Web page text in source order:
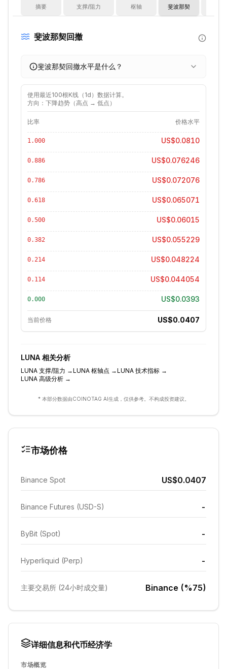
摘要 支撑/阻力 枢轴 斐波那契
斐波那契回撤
斐波那契回撤水平是什么？
使用最近100根K线（ 1d ）数据计算。
方向：下降趋势（高点 → 低点）
比率 价格水平
1.000 US$0.0810
0.886 US$0.076246
0.786 US$0.072076
0.618 US$0.065071
0.500 US$0.06015
0.382 US$0.055229
0.214 US$0.048224
0.114 US$0.044054
0.000 US$0.0393
当前价格 US$0.0407
LUNA 相关分析
LUNA 支撑/阻力 →LUNA 枢轴点 →LUNA 技术指标 →
LUNA 高级分析 →
* 本部分数据由COINOTAG AI生成，仅供参考。不构成投资建议。
市场价格
Binance Spot US$0.0407
Binance Futures (USD-S) -
ByBit (Spot) -
Hyperliquid (Perp) -
主要交易所 (24小时成交量) Binance (%75)
详细信息和代币经济学
市场概览